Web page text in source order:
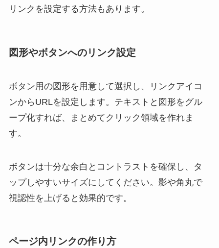
リンクを設定する方法もあります。
図形やボタンへのリンク設定
ボタン用の図形を用意して選択し、リンクアイコ
ンからURLを設定します。テキストと図形をグル
ープ化すれば、まとめてクリック領域を作れま
す。
ボタンは十分な余白とコントラストを確保し、タ
ップしやすいサイズにしてください。影や角丸で
視認性を上げると効果的です。
ページ内リンクの作り方